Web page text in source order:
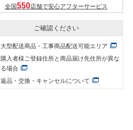
全国 店舗で安心アフターサービス
ご確認ください
大型配送商品・工事商品配送可能エリア
購入者様ご登録住所と商品届け先住所が異な
る場合
返品・交換・キャンセルについて